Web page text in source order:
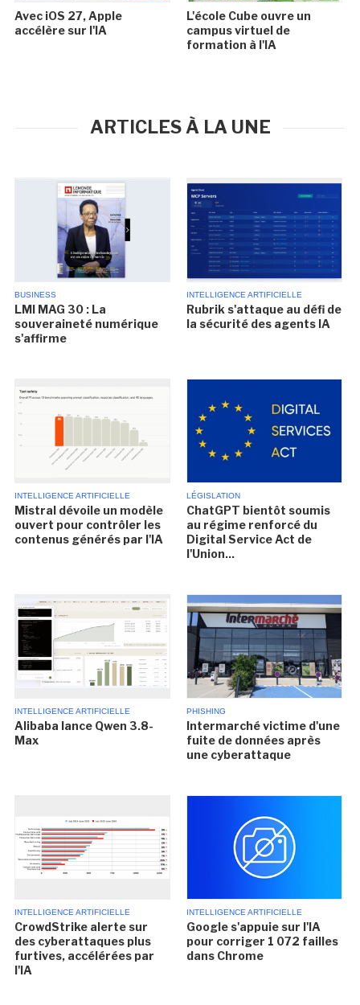
Avec iOS 27, Apple
accélère sur l'IA
L'école Cube ouvre un
campus virtuel de
formation à l'IA
ARTICLES À LA UNE
BUSINESS
LMI MAG 30 : La
souveraineté numérique
s'affirme
INTELLIGENCE ARTIFICIELLE
Rubrik s'attaque au défi de
la sécurité des agents IA
INTELLIGENCE ARTIFICIELLE
Mistral dévoile un modèle
ouvert pour contrôler les
contenus générés par l'IA
LÉGISLATION
ChatGPT bientôt soumis
au régime renforcé du
Digital Service Act de
l'Union...
INTELLIGENCE ARTIFICIELLE
Alibaba lance Qwen 3.8-
Max
PHISHING
Intermarché victime d'une
fuite de données après
une cyberattaque
INTELLIGENCE ARTIFICIELLE
CrowdStrike alerte sur
des cyberattaques plus
furtives, accélérées par
l'IA
INTELLIGENCE ARTIFICIELLE
Google s'appuie sur l'IA
pour corriger 1 072 failles
dans Chrome